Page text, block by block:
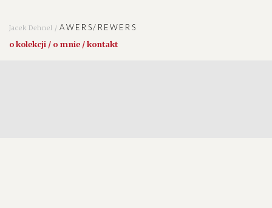
Jacek Dehnel /AWERS/REWERS
o kolekcji / o mnie / kontakt